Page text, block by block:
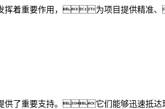
挥着重要作用，为项目提供精
供了重要支持。它们能够迅速